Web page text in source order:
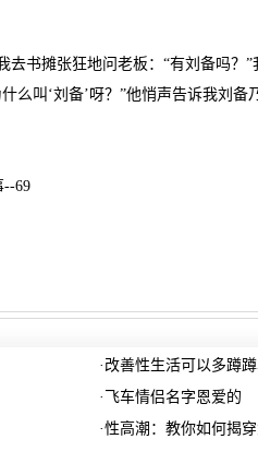
去书摊张狂地问老板：“有刘备吗？
叫‘刘备’呀？”他悄声告诉我刘备
--69
· 改善性生活可以多蹲
· 飞车情侣名字恩爱的
·性高潮：教你如何揭